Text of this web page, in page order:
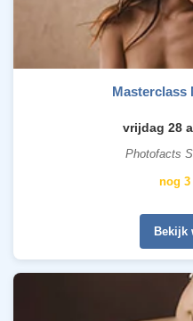
Masterclass
vrijdag 28
Photofacts
nog 3
Bekijk